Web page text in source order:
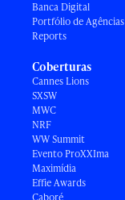
Banca Digital
Portfólio de Agências
Reports
Coberturas
Cannes Lions
SXSW
MWC
NRF
WW Summit
Evento ProXXIma
Maximídia
Effie Awards